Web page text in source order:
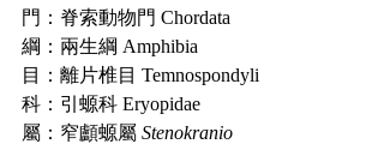
門：脊索動物門 Chordata
綱：兩生綱 Amphibia
目：離片椎目 Temnospondyli
科：引螈科 Eryopidae
屬：窄顱螈屬 Stenokranio